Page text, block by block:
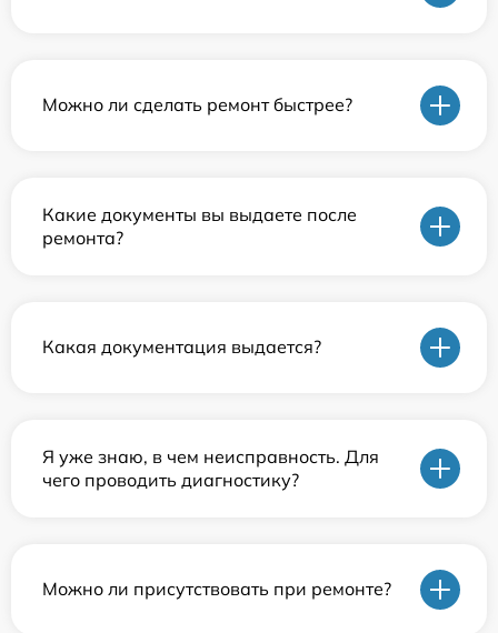
Можно ли сделать ремонт быстрее?
Какие документы вы выдаете после
ремонта?
Какая документация выдается?
Я уже знаю, в чем неисправность. Для
чего проводить диагностику?
Можно ли присутствовать при ремонте?